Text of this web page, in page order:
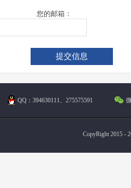
您的邮箱：
QQ：394630111、275575591
CopyRight 2015 -